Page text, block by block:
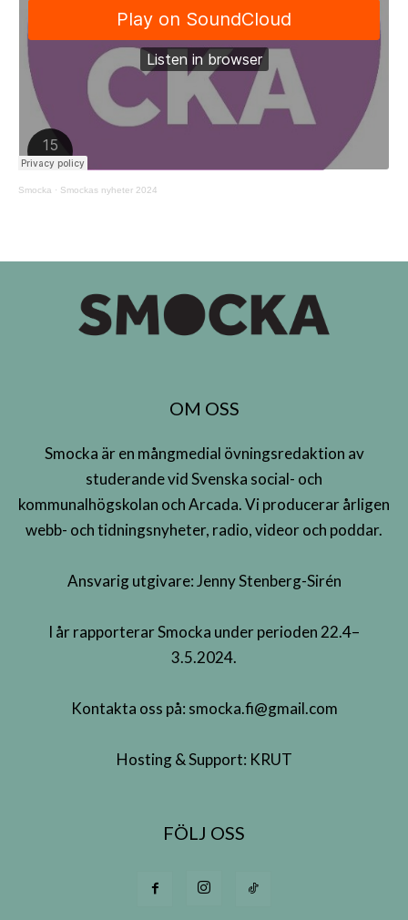
Smocka · Smockas nyheter 2024
OM OSS
Smocka är en mångmedial övningsredaktion av
studerande vid Svenska social- och
kommunalhögskolan och Arcada. Vi producerar årligen
webb- och tidningsnyheter, radio, videor och poddar.
Ansvarig utgivare: Jenny Stenberg-Sirén
I år rapporterar Smocka under perioden 22.4–
3.5.2024.
Kontakta oss på: smocka.fi@gmail.com
Hosting & Support: KRUT
FÖLJ OSS